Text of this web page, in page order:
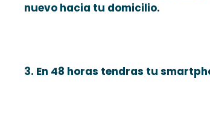
nuevo hacia tu domicilio.
3. En 48 horas tendras tu